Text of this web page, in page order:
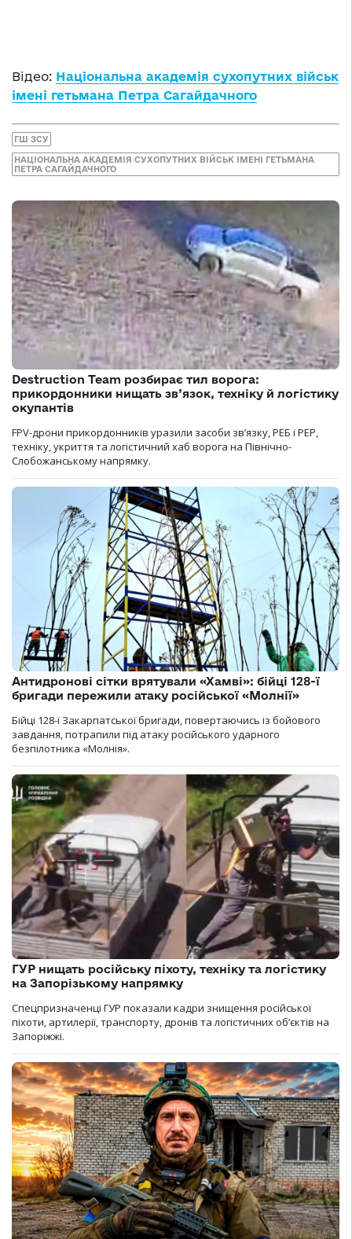
Відео: Національна академія сухопутних військ
імені гетьмана Петра Сагайдачного
ГШ ЗСУ
НАЦІОНАЛЬНА АКАДЕМІЯ СУХОПУТНИХ ВІЙСЬК ІМЕНІ ГЕТЬМАНА
ПЕТРА САГАЙДАЧНОГО
Destruction Team розбирає тил ворога:
прикордонники нищать зв’язок, техніку й логістику
окупантів
FPV-дрони прикордонників уразили засоби зв’язку, РЕБ і РЕР,
техніку, укриття та логістичний хаб ворога на Північно-
Слобожанському напрямку.
Антидронові сітки врятували «Хамві»: бійці 128-ї
бригади пережили атаку російської «Молнії»
Бійці 128-ї Закарпатської бригади, повертаючись із бойового
завдання, потрапили під атаку російського ударного
безпілотника «Молнія».
ГУР нищать російську піхоту, техніку та логістику
на Запорізькому напрямку
Спецпризначенці ГУР показали кадри знищення російської
піхоти, артилерії, транспорту, дронів та логістичних об’єктів на
Запоріжжі.